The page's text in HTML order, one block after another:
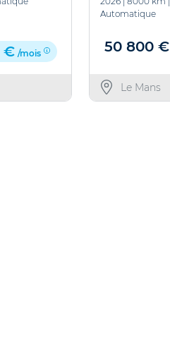
€ /mois
Automatique
50 800 €
Le Mans